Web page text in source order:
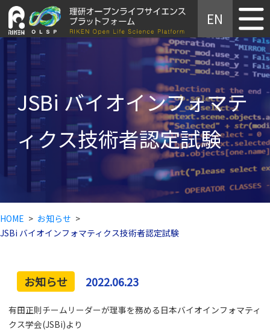
EN
主なデータベース
サイトマップ
JSBi バイオインフォマテ
ィクス技術者認定試験
HOME
お知らせ
JSBi バイオインフォマティクス技術者認定試験
2022.06.23
有田正則チームリーダーが理事を務める⽇本バイオインフォマティ
クス学会(JSBi)より